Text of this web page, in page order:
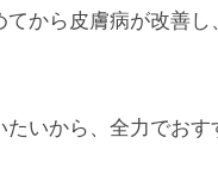
から皮膚病が改善
いから、全力でおす